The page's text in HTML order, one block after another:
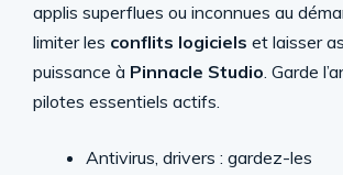
applis superflues ou inconnues au
limiter les conflits logiciels et laisser
puissance à Pinnacle Studio. Garde
pilotes essentiels actifs.
Antivirus, drivers : gardez-les